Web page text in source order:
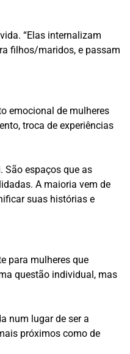
“Elas internalizam
filhos/maridos, e passam
emocional de mulheres
troca de experiências
São espaços que as
A maioria vem de
suas histórias e
para mulheres que
questão individual, mas
num lugar de ser a
próximos como de